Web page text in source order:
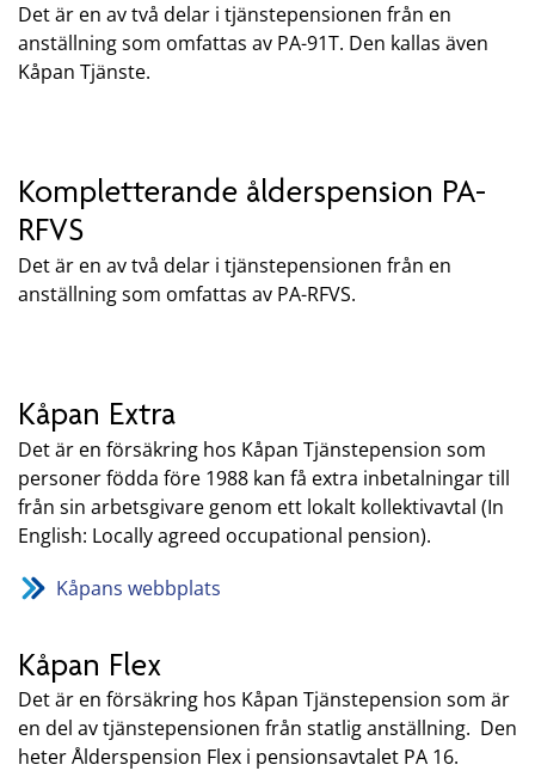
Det är en av två delar i tjänstepensionen från en
anställning som omfattas av PA-91T. Den kallas även
Kåpan Tjänste.
Kompletterande ålderspension PA-
RFVS
Det är en av två delar i tjänstepensionen från en
anställning som omfattas av PA-RFVS.
Kåpan Extra
Det är en försäkring hos Kåpan Tjänstepension som
personer födda före 1988 kan få extra inbetalningar till
från sin arbetsgivare genom ett lokalt kollektivavtal (In
English: Locally agreed occupational pension).
Kåpans webbplats
Kåpan Flex
Det är en försäkring hos Kåpan Tjänstepension som är
en del av tjänstepensionen från statlig anställning. Den
heter Ålderspension Flex i pensionsavtalet PA 16.